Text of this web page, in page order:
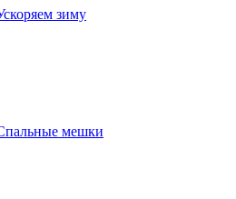
зиму
мешки